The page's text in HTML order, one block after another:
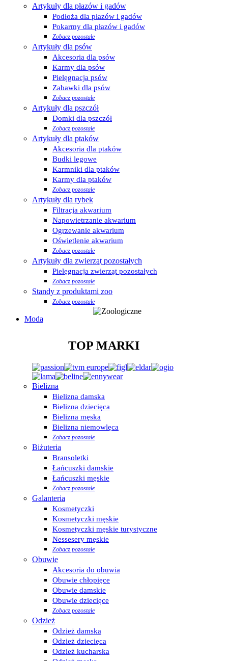
Artykuły dla płazów i gadów
Podłoża dla płazów i gadów
Pokarmy dla płazów i gadów
Zobacz pozostałe
Artykuły dla psów
Akcesoria dla psów
Karmy dla psów
Pielęgnacja psów
Zabawki dla psów
Zobacz pozostałe
Artykuły dla pszczół
Domki dla pszczół
Zobacz pozostałe
Artykuły dla ptaków
Akcesoria dla ptaków
Budki lęgowe
Karmniki dla ptaków
Karmy dla ptaków
Zobacz pozostałe
Artykuły dla rybek
Filtracja akwarium
Napowietrzanie akwarium
Ogrzewanie akwarium
Oświetlenie akwarium
Zobacz pozostałe
Artykuły dla zwierząt pozostałych
Pielęgnacja zwierząt pozostałych
Zobacz pozostałe
Standy z produktami zoo
Zobacz pozostałe
Moda
TOP MARKI
Bielizna
Bielizna damska
Bielizna dziecięca
Bielizna męska
Bielizna niemowlęca
Zobacz pozostałe
Biżuteria
Bransoletki
Łańcuszki damskie
Łańcuszki męskie
Zobacz pozostałe
Galanteria
Kosmetyczki
Kosmetyczki męskie
Kosmetyczki męskie turystyczne
Nessesery męskie
Zobacz pozostałe
Obuwie
Akcesoria do obuwia
Obuwie chłopięce
Obuwie damskie
Obuwie dziecięce
Zobacz pozostałe
Odzież
Odzież damska
Odzież dziecięca
Odzież kucharska